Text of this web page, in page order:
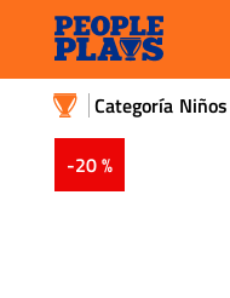
Niños
-20 %